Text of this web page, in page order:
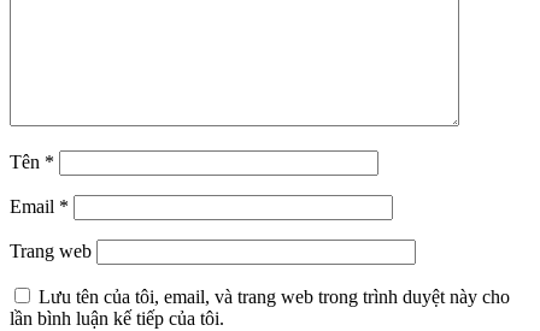
Tên *
Email *
Trang web
Lưu tên của tôi, email, và trang web trong trình duyệt này cho
lần bình luận kế tiếp của tôi.